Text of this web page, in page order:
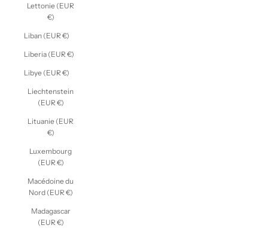
Lettonie (EUR
€)
Liban (EUR €)
Liberia (EUR €)
Libye (EUR €)
Liechtenstein
(EUR €)
Lituanie (EUR
€)
Luxembourg
(EUR €)
Macédoine du
Nord (EUR €)
Madagascar
(EUR €)